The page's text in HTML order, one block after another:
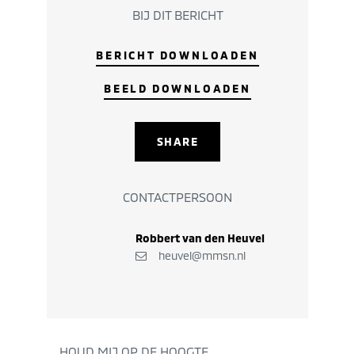
BIJ DIT BERICHT
BERICHT DOWNLOADEN
BEELD DOWNLOADEN
SHARE
CONTACTPERSOON
Robbert van den Heuvel
heuvel@mmsn.nl